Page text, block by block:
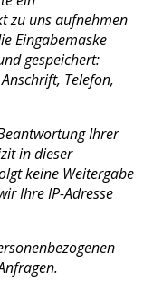
zu uns aufnehmen
Eingabemaske
gespeichert:
Telefon,
Ihrer
in dieser
keine Weitergabe
Ihre IP-Adresse